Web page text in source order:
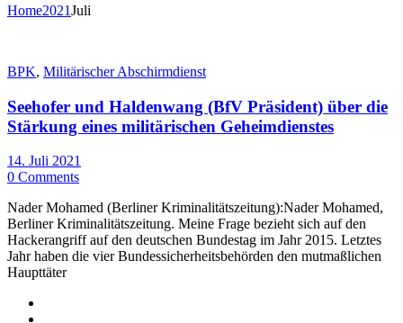
Home2021Juli
BPK, Militärischer Abschirmdienst
Seehofer und Haldenwang (BfV Präsident) über die
Stärkung eines militärischen Geheimdienstes
14. Juli 2021
0 Comments
Nader Mohamed (Berliner Kriminalitätszeitung):Nader Mohamed,
Berliner Kriminalitätszeitung. Meine Frage bezieht sich auf den
Hackerangriff auf den deutschen Bundestag im Jahr 2015. Letztes
Jahr haben die vier Bundessicherheitsbehörden den mutmaßlichen
Haupttäter